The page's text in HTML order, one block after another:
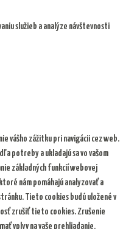
služieb a analýze návštevnosti
vášho zážitku pri navigácii cez web.
potreby a ukladajú sa vo vašom
základných funkcií webovej
nám pomáhajú analyzovať a
Tieto cookies budú uložené v
zrušiť tieto cookies. Zrušenie
vplyv na vaše prehliadanie.